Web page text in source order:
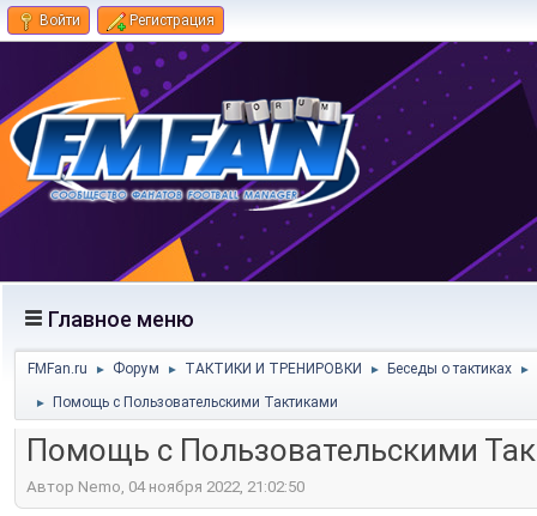
Войти Регистрация
Главное меню
FMFan.ru ► Форум ► ТАКТИКИ И ТРЕНИРОВКИ ► Беседы о тактиках ►
► Помощь с Пользовательскими Тактиками
Помощь с Пользовательскими
Автор Nemo, 04 ноября 2022, 21:02:50